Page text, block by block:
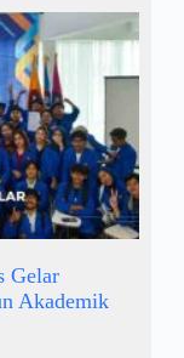
Gelar
Akademik